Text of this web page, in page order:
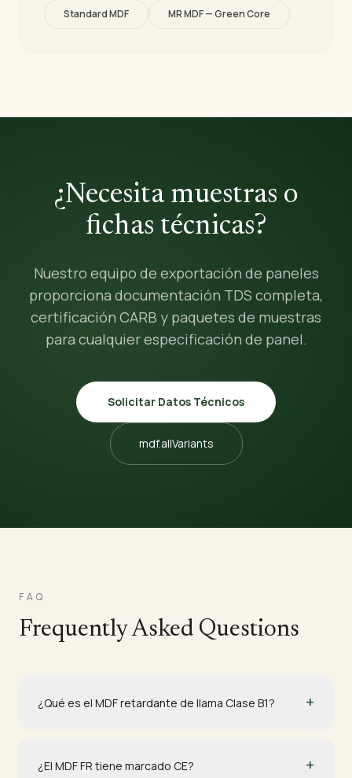
Standard MDF MR MDF — Green Core
¿Necesita muestras o
fichas técnicas?
Nuestro equipo de exportación de paneles
proporciona documentación TDS completa,
certificación CARB y paquetes de muestras
para cualquier especificación de panel.
Solicitar Datos Técnicos
mdf.allVariants
FAQ
Frequently Asked Questions
¿Qué es el MDF retardante de llama Clase B1? +
¿El MDF FR tiene marcado CE? +